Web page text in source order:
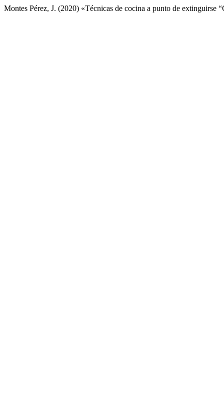
Montes Pérez, J. (2020) «Técnicas de cocina a punto de extinguirse